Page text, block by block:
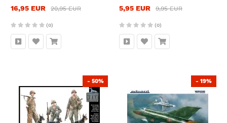
16,95 EUR
20,95 EUR
(0)
5,95 EUR
9,95 EUR
(0)
- 50% - 19%